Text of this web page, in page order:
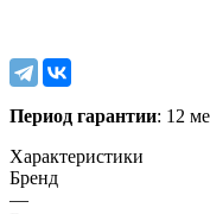
Период гарантии: 12
Характеристики
Бренд
—